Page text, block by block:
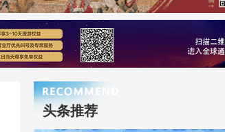
头条推荐